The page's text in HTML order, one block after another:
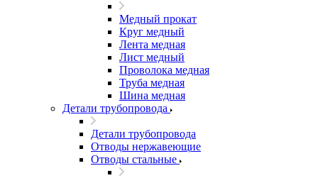
Медный прокат
Круг медный
Лента медная
Лист медный
Проволока медная
Труба медная
Шина медная
Детали трубопровода
Детали трубопровода
Отводы нержавеющие
Отводы стальные